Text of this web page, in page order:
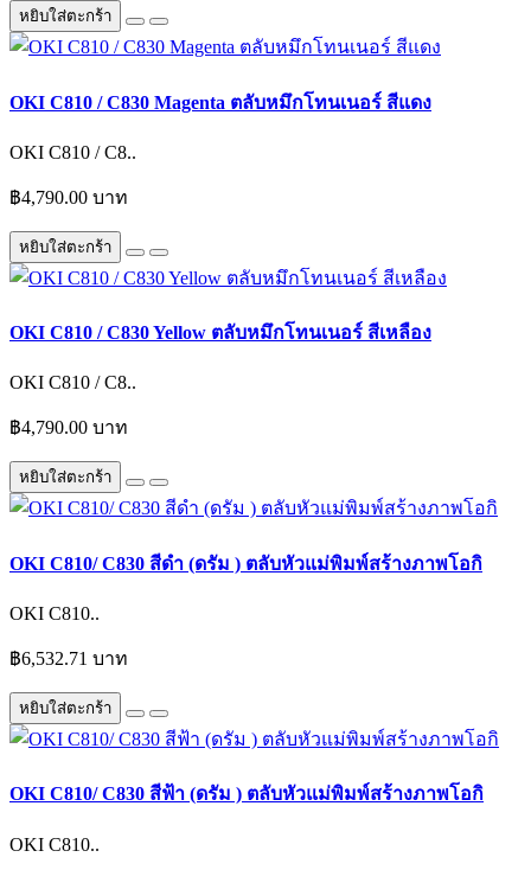
หยิบใส่ตะกร้า
OKI C810 / C830 Magenta ตลับหมึกโทนเนอร์ สีแดง
OKI C810 / C8..
฿4,790.00 บาท
หยิบใส่ตะกร้า
OKI C810 / C830 Yellow ตลับหมึกโทนเนอร์ สีเหลือง
OKI C810 / C8..
฿4,790.00 บาท
หยิบใส่ตะกร้า
OKI C810/ C830 สีดำ (ดรัม ) ตลับหัวแม่พิมพ์สร้างภาพโอกิ
OKI C810..
฿6,532.71 บาท
หยิบใส่ตะกร้า
OKI C810/ C830 สีฟ้า (ดรัม ) ตลับหัวแม่พิมพ์สร้างภาพโอกิ
OKI C810..